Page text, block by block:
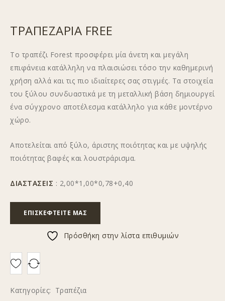
ΤΡΑΠΕΖΑΡΙΑ FREE
Το τραπέζι Forest προσφέρει μία άνετη και μεγάλη
επιφάνεια κατάλληλη να πλαισιώσει τόσο την καθημερινή
χρήση αλλά και τις πιο ιδιαίτερες σας στιγμές. Τα στοιχεία
του ξύλου συνδυαστικά με τη μεταλλική βάση δημιουργεί
ένα σύγχρονο αποτέλεσμα κατάλληλο για κάθε μοντέρνο
χώρο.
Αποτελείται από ξύλο, άριστης ποιότητας και με υψηλής
ποιότητας βαφές και λουστράρισμα.
ΔΙΑΣΤΑΣΕΙΣ : 2,00*1,00*0,78+0,40
ΕΠΙΣΚΕΦΤΕΊΤΕ ΜΑΣ
Πρόσθήκη στην λίστα επιθυμιών
Κατηγορίες: Τραπέζια